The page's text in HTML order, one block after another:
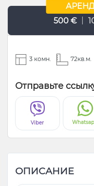
500 €
3 комн. 72кв.м.
Отправьте
Viber
ОПИСАНИЕ